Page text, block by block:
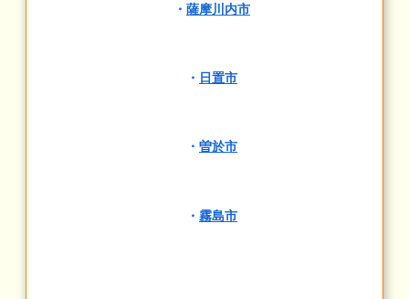
・ 薩摩川内市
・ 日置市
・ 曽於市
・ 霧島市